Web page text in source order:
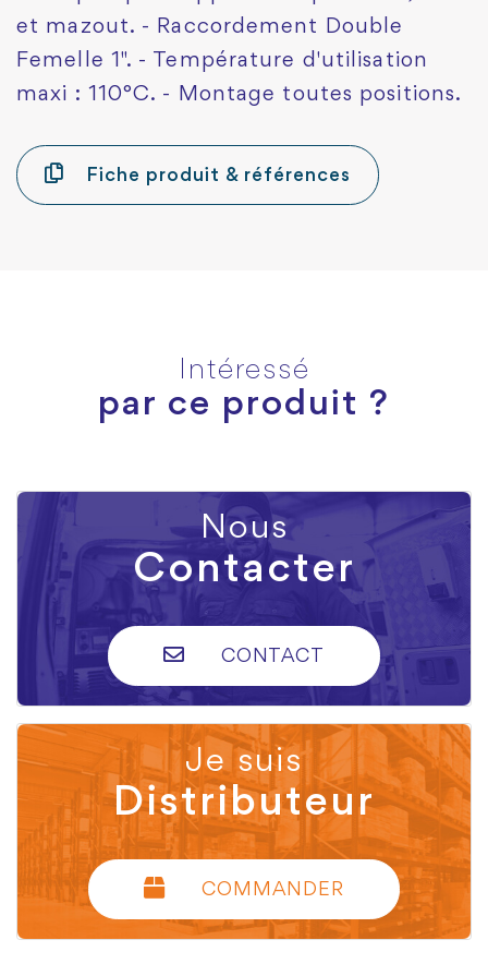
et mazout. - Raccordement Double
Femelle 1". - Température d'utilisation
maxi : 110°C. - Montage toutes positions.
Fiche produit & références
Intéressé
par ce produit ?
Nous
Contacter
CONTACT
Je suis
Distributeur
COMMANDER